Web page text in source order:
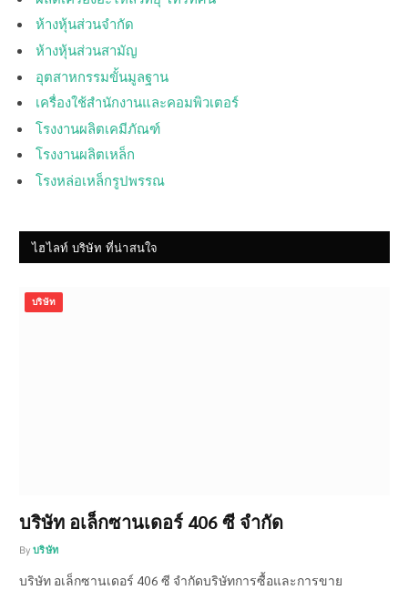
ห้างหุ้นส่วนจำกัด
ห้างหุ้นส่วนสามัญ
อุตสาหกรรมขั้นมูลฐาน
เครื่องใช้สำนักงานและคอมพิวเตอร์
โรงงานผลิตเคมีภัณฑ์
โรงงานผลิตเหล็ก
โรงหล่อเหล็กรูปพรรณ
ไฮไลท์ บริษัท ที่น่าสนใจ
บริษัท
บริษัท อเล็กซานเดอร์ 406 ซี จำกัด
By บริษัท
บริษัท อเล็กซานเดอร์ 406 ซี จำกัดบริษัทการซื้อและการขาย